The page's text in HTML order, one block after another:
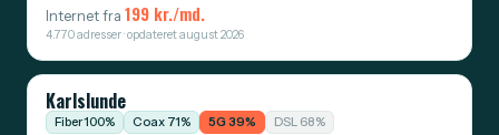
Internet fra 199 kr./md.
4.770 adresser · opdateret august 2026
Karlslunde
Fiber 100% Coax 71% 5G 39% DSL 68%